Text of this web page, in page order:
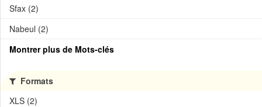
Sfax (2)
Nabeul (2)
Montrer plus de Mots-clés
Formats
XLS (2)